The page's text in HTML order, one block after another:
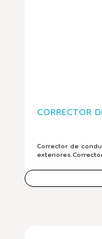
CORRECTOR
Corrector de